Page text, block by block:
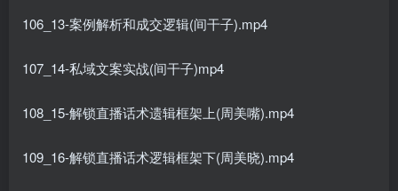
106_13-案例解析和成交逻辑(间干子).mp4
107_14-私域文案实战(间干子)mp4
108_15-解锁直播话术遗辑框架上(周美嘴).mp4
109_16-解锁直播话术逻辑框架下(周美晓).mp4